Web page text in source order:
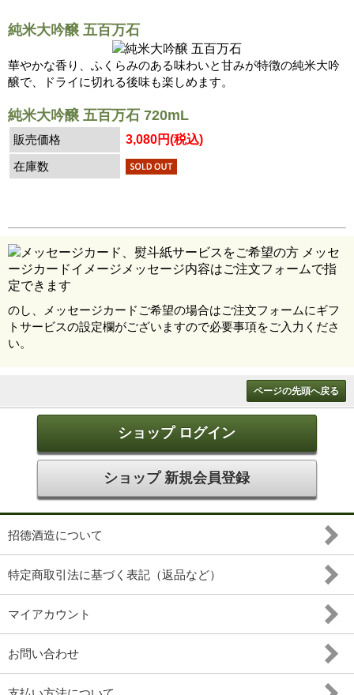
純米大吟醸 五百万石
華やかな香り、ふくらみのある味わいと甘みが特徴の純米大吟
醸で、ドライに切れる後味も楽しめます。
純米大吟醸 五百万石 720mL
販売価格
3,080円(税込)
在庫数
のし、メッセージカードご希望の場合はご注文フォームにギフ
トサービスの設定欄がございますので必要事項をご入力くださ
い。
ページの先頭へ戻る
ショップ ログイン
ショップ 新規会員登録
招德酒造について
特定商取引法に基づく表記（返品など）
マイアカウント
お問い合わせ